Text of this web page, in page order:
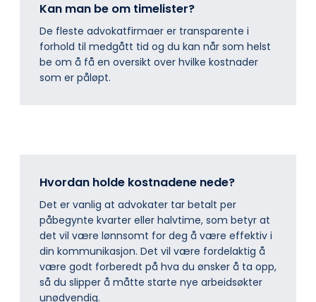
Kan man be om timelister?
De fleste advokatfirmaer er transparente i
forhold til medgått tid og du kan når som helst
be om å få en oversikt over hvilke kostnader
som er påløpt.
Hvordan holde kostnadene nede?
Det er vanlig at advokater tar betalt per
påbegynte kvarter eller halvtime, som betyr at
det vil være lønnsomt for deg å være effektiv i
din kommunikasjon. Det vil være fordelaktig å
være godt forberedt på hva du ønsker å ta opp,
så du slipper å måtte starte nye arbeidsøkter
unødvendig.